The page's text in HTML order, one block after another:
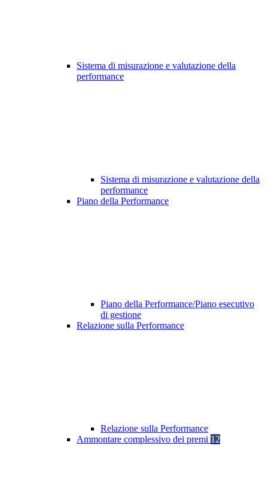
Sistema di misurazione e valutazione della
performance
Sistema di misurazione e valutazione della
performance
Piano della Performance
Piano della Performance/Piano esecutivo
di gestione
Relazione sulla Performance
Relazione sulla Performance
Ammontare complessivo dei premi 12